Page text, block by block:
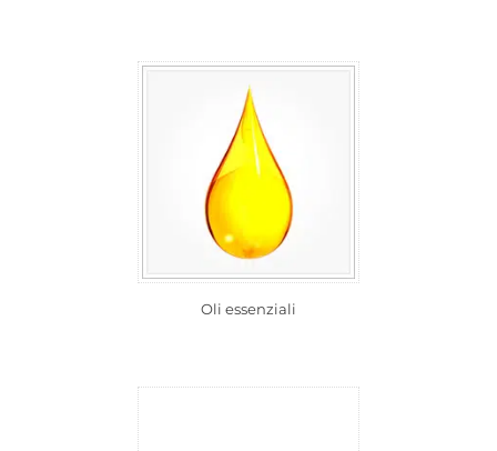
Oli essenziali